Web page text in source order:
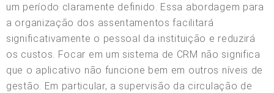
um período claramente definido. Essa abordagem para
a organização dos assentamentos facilitará
significativamente o pessoal da instituição e reduzirá
os custos. Focar em um sistema de CRM não significa
que o aplicativo não funcione bem em outros níveis de
gestão. Em particular, a supervisão da circulação de